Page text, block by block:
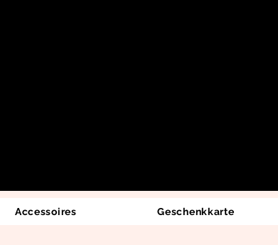
Accessoires Geschenkkarte